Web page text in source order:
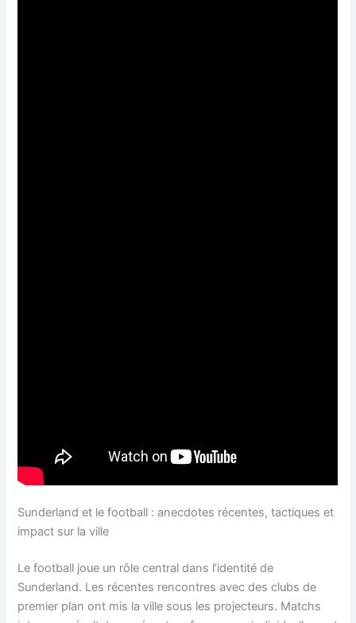
Sunderland et le football : anecdotes récentes, tactiques et
impact sur la ville
Le football joue un rôle central dans l’identité de
Sunderland. Les récentes rencontres avec des clubs de
premier plan ont mis la ville sous les projecteurs. Matchs